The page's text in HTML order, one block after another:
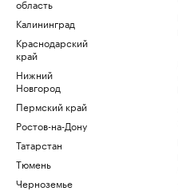
область
Калининград
Краснодарский
край
Нижний
Новгород
Пермский край
Ростов-на-Дону
Татарстан
Тюмень
Черноземье